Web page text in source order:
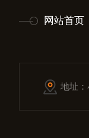
网站首页
地址